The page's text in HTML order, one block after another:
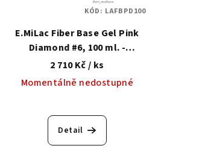
E.MiLac Fiber Base Gel Pink
Diamond #6, 100 ml. -
Modelační báze se
zpevňujícím syntetickým
2 710 Kč/ ks
Momentálně nedostupné
Detail
KÓD: LAFBPD100